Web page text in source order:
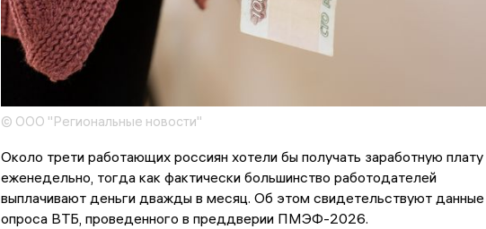
© ООО "Региональные новости"
Около трети работающих россиян хотели бы получать заработную плату
еженедельно, тогда как фактически большинство работодателей
выплачивают деньги дважды в месяц. Об этом свидетельствуют данные
опроса ВТБ, проведенного в преддверии ПМЭФ-2026.